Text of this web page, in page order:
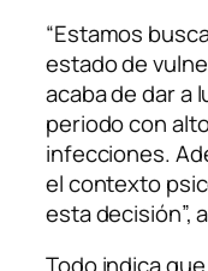
“Estamos
estado de
acaba de dar a
periodo con
infecciones.
el contexto
esta decisión”,